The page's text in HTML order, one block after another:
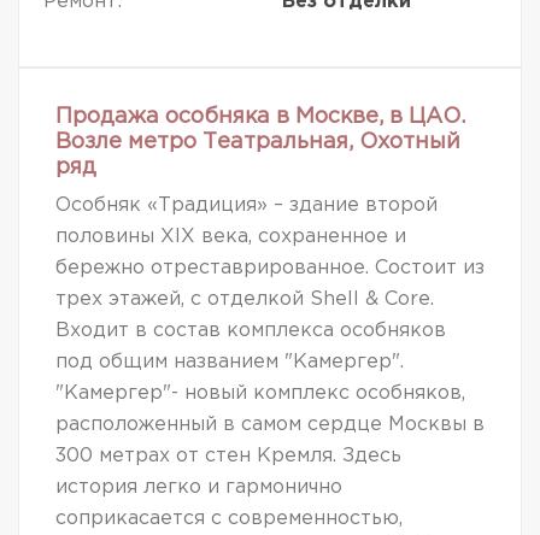
Продажа особняка в Москве, в ЦАО.
Возле метро Театральная, Охотный
ряд
Особняк «Традиция» – здание второй
половины XIX века, сохраненное и
бережно отреставрированное. Состоит из
трех этажей, с отделкой Shell & Core.
Входит в состав комплекса особняков
под общим названием "Камергер".
"Камергер"- новый комплекс особняков,
расположенный в самом сердце Москвы в
300 метрах от стен Кремля. Здесь
история легко и гармонично
соприкасается с современностью,